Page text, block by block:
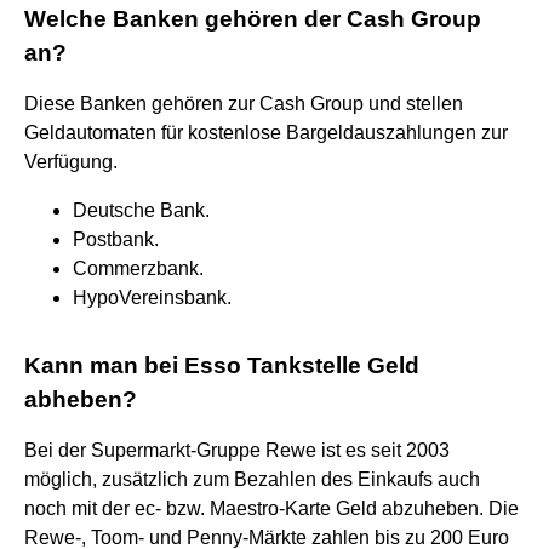
Welche Banken gehören der Cash Group
an?
Diese Banken gehören zur Cash Group und stellen
Geldautomaten für kostenlose Bargeldauszahlungen zur
Verfügung.
Deutsche Bank.
Postbank.
Commerzbank.
HypoVereinsbank.
Kann man bei Esso Tankstelle Geld
abheben?
Bei der Supermarkt-Gruppe Rewe ist es seit 2003
möglich, zusätzlich zum Bezahlen des Einkaufs auch
noch mit der ec- bzw. Maestro-Karte Geld abzuheben. Die
Rewe-, Toom- und Penny-Märkte zahlen bis zu 200 Euro